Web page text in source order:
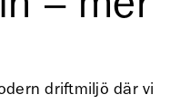
driftmiljö där vi